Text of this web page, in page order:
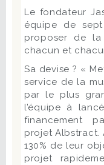
Le fondateur
équipe de
proposer de
chacun et
Sa devise ? «
service de la
par le plus
l’équipe à
financement
projet Albstract.
130% de leur
projet